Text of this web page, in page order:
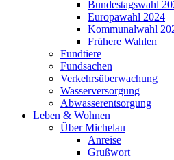
Bundestagswahl
Europawahl 2024
Kommunalwahl
Frühere Wahlen
Fundtiere
Fundsachen
Verkehrsüberwachung
Wasserversorgung
Abwasserentsorgung
Leben & Wohnen
Über Michelau
Anreise
Grußwort